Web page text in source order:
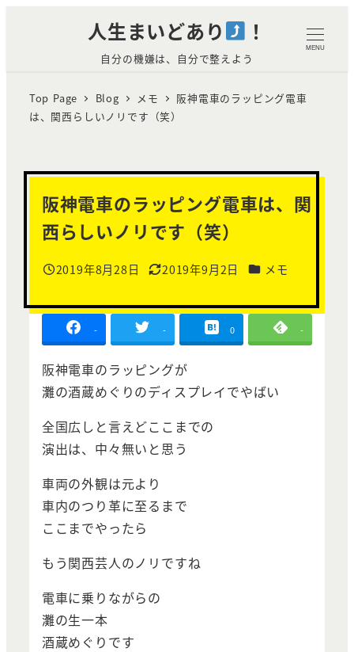
人生まいどあり ！
自分の機嫌は、自分で整えよう
MENU
Top Page Blog メモ
阪神電車のラッピング電車
は、関西らしいノリです（笑）
阪神電車のラッピング電車は、関
西らしいノリです（笑）
投稿日
2019年8月28日
更新日
2019年9月2日 カテゴリー
メモ
- - 0 -
阪神電車のラッピングが
灘の酒蔵めぐりのディスプレイでやばい
全国広しと言えどここまでの
演出は、中々無いと思う
車両の外観は元より
車内のつり革に至るまで
ここまでやったら
もう関西芸人のノリですね
電車に乗りながらの
灘の生一本
酒蔵めぐりです